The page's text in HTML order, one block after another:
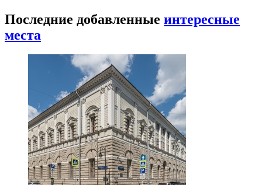
Последние добавленные интересные
места